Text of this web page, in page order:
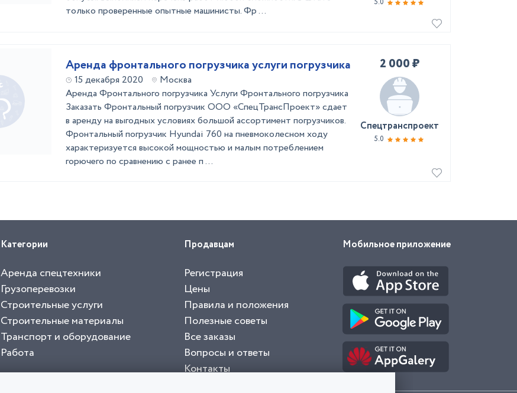
только проверенные опытные машинисты. Фр ...
5.0
Аренда фронтального погрузчика услуги погрузчика
15 декабря 2020
Москва
Аренда Фронтального погрузчика Услуги Фронтального погрузчика
Заказать Фронтальный погрузчик ООО «СпецТрансПроект» сдает
в аренду на выгодных условиях большой ассортимент погрузчиков.
Фронтальный погрузчик Hyundai 760 на пневмоколесном ходу
характеризуется высокой мощностью и малым потреблением
горючего по сравнению с ранее п ...
2 000 ₽
Спецтранспроект
5.0
Категории
Аренда спецтехники
Грузоперевозки
Строительные услуги
Строительные материалы
Транспорт и оборудование
Работа
Продавцам
Регистрация
Цены
Правила и положения
Полезные советы
Все заказы
Вопросы и ответы
Контакты
Мобильное приложение